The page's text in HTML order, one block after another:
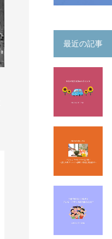
最近の記事